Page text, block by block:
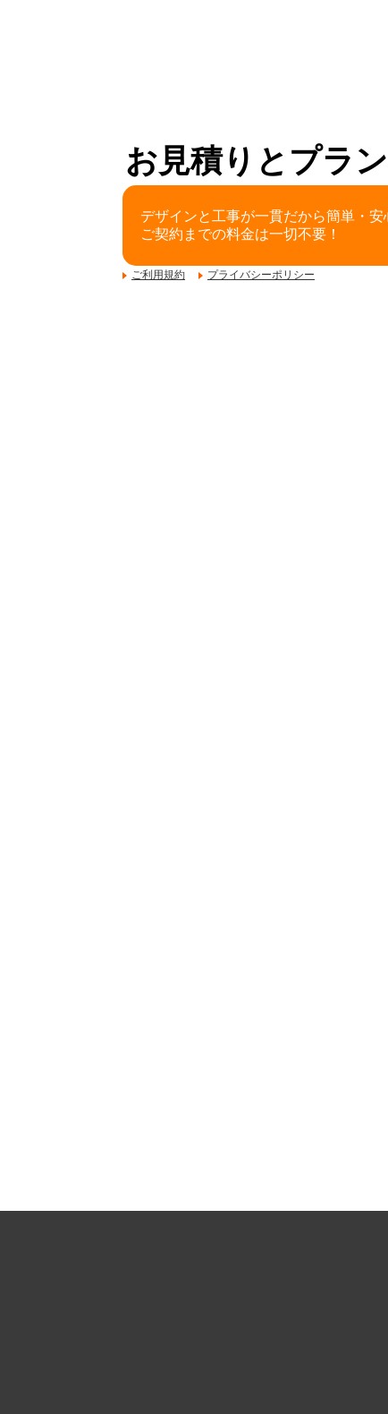
お見積りとプラ
デザインと工事が一貫だから簡単・安
ご契約までの料金は一切不要！
ご利用規約 プライバシーポリシー